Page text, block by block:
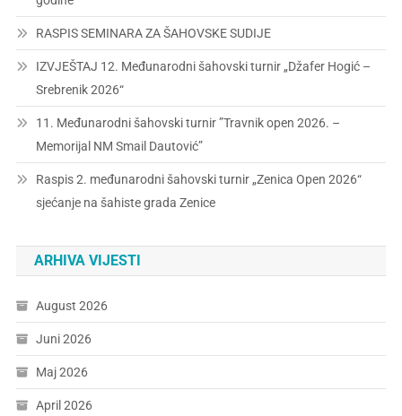
RASPIS SEMINARA ZA ŠAHOVSKE SUDIJE
IZVJEŠTAJ 12. Međunarodni šahovski turnir „Džafer Hogić –
Srebrenik 2026“
11. Međunarodni šahovski turnir ”Travnik open 2026. –
Memorijal NM Smail Dautović”
Raspis 2. međunarodni šahovski turnir „Zenica Open 2026“
sjećanje na šahiste grada Zenice
ARHIVA VIJESTI
August 2026
Juni 2026
Maj 2026
April 2026